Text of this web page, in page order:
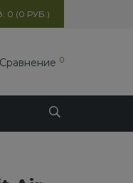
0 (0 РУБ.)
Сравнение 0